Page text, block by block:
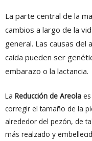
La parte central de la
cambios a largo de la
general. Las causas
caída pueden ser
embarazo o la lactancia.
La Reducción de Areola
corregir el tamaño de la
alrededor del pezón, de
más realzado y